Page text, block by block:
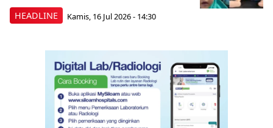
HEADLINE Kamis, 16 Jul 2026 - 14:30